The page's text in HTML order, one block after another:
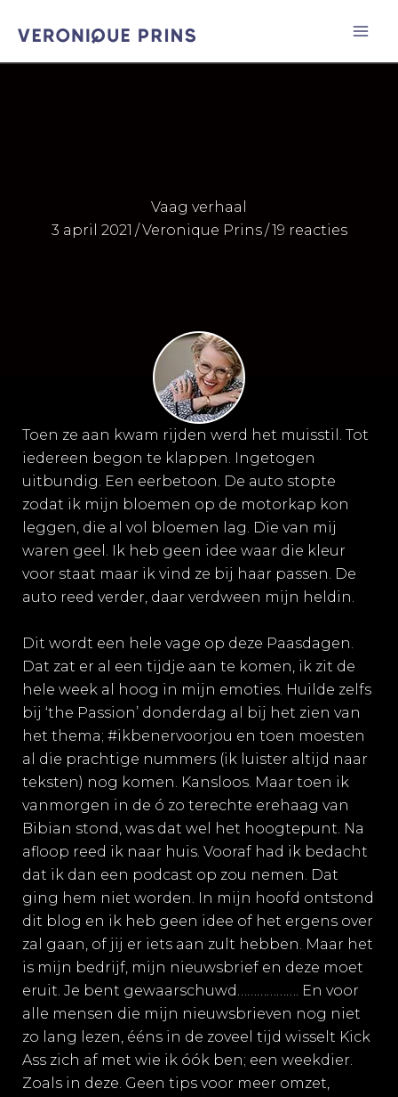
naar
Vaag verhaal
3 april 2021 /Veronique Prins/19 reacties
Toen ze aan kwam rijden werd het muisstil. Tot
iedereen begon te klappen. Ingetogen
uitbundig. Een eerbetoon. De auto stopte
zodat ik mijn bloemen op de motorkap kon
leggen, die al vol bloemen lag. Die van mij
waren geel. Ik heb geen idee waar die kleur
voor staat maar ik vind ze bij haar passen. De
auto reed verder, daar verdween mijn heldin.
Dit wordt een hele vage op deze Paasdagen.
Dat zat er al een tijdje aan te komen, ik zit de
hele week al hoog in mijn emoties. Huilde zelfs
bij ‘the Passion’ donderdag al bij het zien van
het thema; #ikbenervoorjou en toen moesten
al die prachtige nummers (ik luister altijd naar
teksten) nog komen. Kansloos. Maar toen ik
vanmorgen in de ó zo terechte erehaag van
Bibian stond, was dat wel het hoogtepunt. Na
afloop reed ik naar huis. Vooraf had ik bedacht
dat ik dan een podcast op zou nemen. Dat
ging hem niet worden. In mijn hoofd ontstond
dit blog en ik heb geen idee of het ergens over
zal gaan, of jij er iets aan zult hebben. Maar het
is mijn bedrijf, mijn nieuwsbrief en deze moet
eruit. Je bent gewaarschuwd………………. En voor
alle mensen die mijn nieuwsbrieven nog niet
zo lang lezen, ééns in de zoveel tijd wisselt Kick
Ass zich af met wie ik óók ben; een weekdier.
Zoals in deze. Geen tips voor meer omzet,